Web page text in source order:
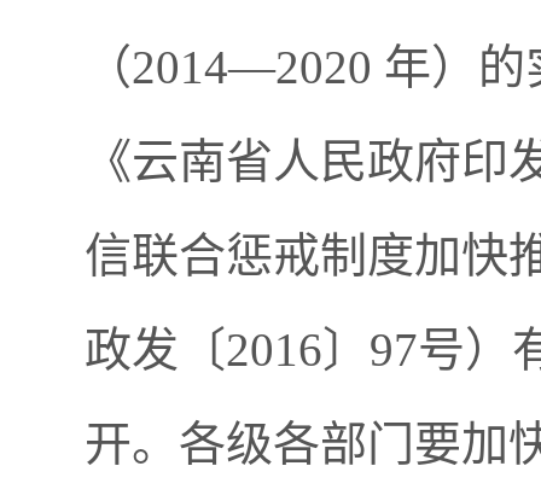
（2014—2020 年）
《云南省人民政府
信联合惩戒制度加快
政发〔2016〕97号）
开。各级各部门要加